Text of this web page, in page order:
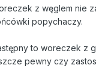
z węglem nie
popychaczy.
to woreczek z
pewny czy